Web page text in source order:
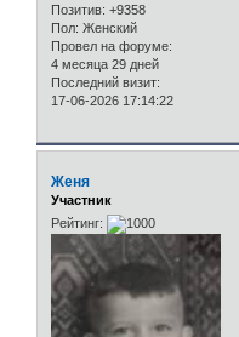
Позитив: +9358
Пол: Женский
Провел на форуме:
4 месяца 29 дней
Последний визит:
17-06-2026 17:14:22
Женя
Участник
Рейтинг: